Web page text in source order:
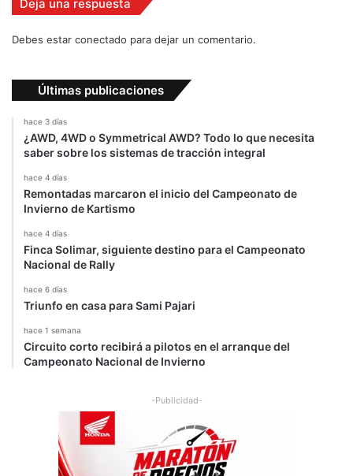
t
s
t
a
Deja una respuesta
Debes estar conectado para dejar un comentario.
Últimas publicaciones
hace 3 días
¿AWD, 4WD o Symmetrical AWD? Todo lo que necesita
saber sobre los sistemas de tracción integral
hace 4 días
Remontadas marcaron el inicio del Campeonato de
Invierno de Kartismo
hace 4 días
Finca Solimar, siguiente destino para el Campeonato
Nacional de Rally
hace 6 días
Triunfo en casa para Sami Pajari
hace 1 semana
Circuito corto recibirá a pilotos en el arranque del
Campeonato Nacional de Invierno
-Publicidad-